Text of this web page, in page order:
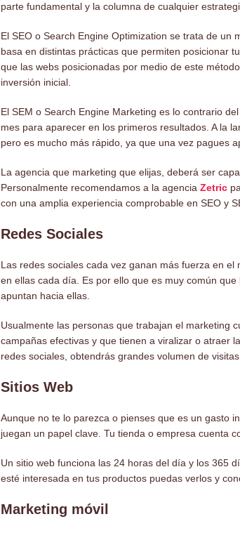
parte fundamental y la columna de cualquier
El SEO o Search Engine Optimization se trata de un
basa en distintas prácticas que permiten posicionar
que las webs posicionadas por medio de este
inversión inicial.
El SEM o Search Engine Marketing es lo contrario
mes para aparecer en los primeros resultados. A la
pero es mucho más rápido, ya que una vez pagues
La agencia que marketing que elijas, deberá ser
Personalmente recomendamos a la agencia Zetric
con una amplia experiencia comprobable en SEO y
Redes Sociales
Las redes sociales cada vez ganan más fuerza en
en ellas cada día. Es por ello que es muy común
apuntan hacia ellas.
Usualmente las personas que trabajan el marketing
campañas efectivas y que tienen a viralizar o atraer
redes sociales, obtendrás grandes volumen de
Sitios Web
Aunque no te lo parezca o pienses que es un gasto
juegan un papel clave. Tu tienda o empresa cuenta
Un sitio web funciona las 24 horas del día y los 365
esté interesada en tus productos puedas verlos y
Marketing móvil